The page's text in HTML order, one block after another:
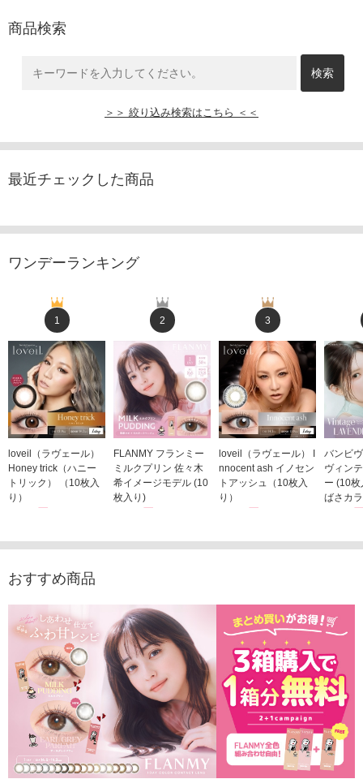
商品検索
＞＞ 絞り込み検索はこちら ＜＜
最近チェックした商品
ワンデーランキング
1
loveil（ラヴェール）
Honey trick（ハニー
トリック） （10枚入
り）
2
FLANMY フランミー
ミルクプリン 佐々木
希イメージモデル (10
枚入り)
3
loveil（ラヴェール） I
nnocent ash イノセン
トアッシュ（10枚入
り）
バンビ
ヴィン
ー (10
ばさカ
おすすめ商品